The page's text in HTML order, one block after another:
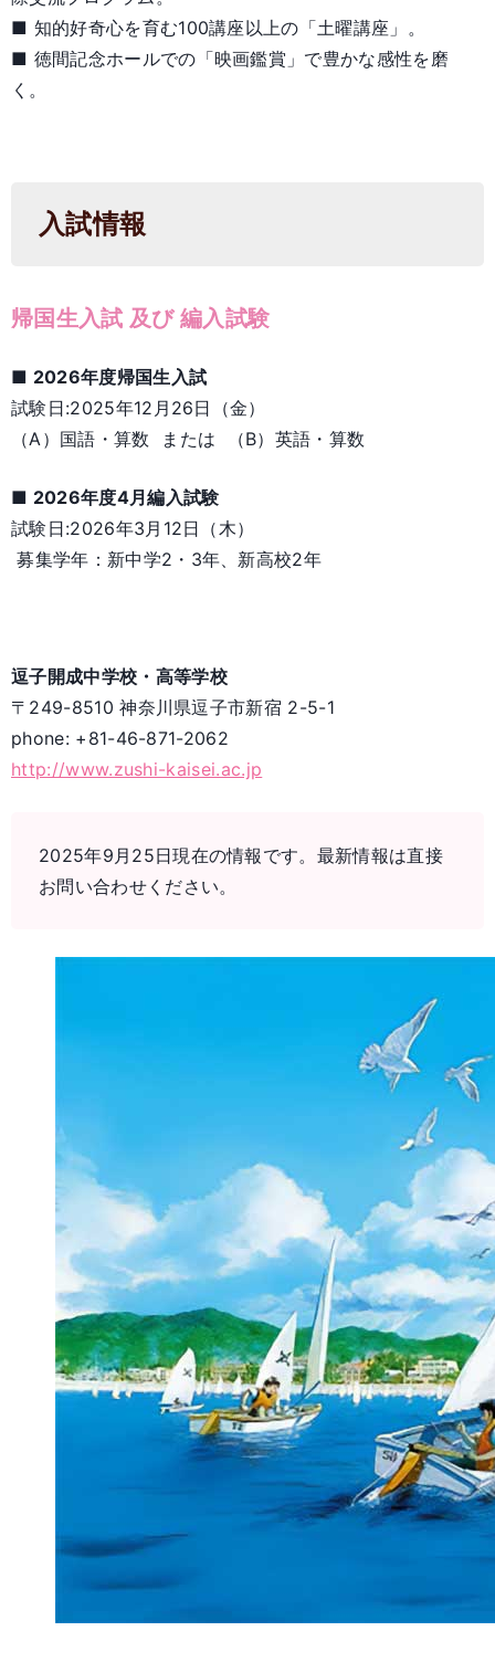
■ 知的好奇心を育む100講座以上の「土曜講座」。
■ 徳間記念ホールでの「映画鑑賞」で豊かな感性を磨
く。
入試情報
帰国生入試 及び 編入試験
■ 2026年度帰国生入試
試験日:2025年12月26日（金）
（A）国語・算数 または （B）英語・算数
■ 2026年度4月編入試験
試験日:2026年3月12日（木）
募集学年：新中学2・3年、新高校2年
逗子開成中学校・高等学校
〒249-8510 神奈川県逗子市新宿 2-5-1
phone: +81-46-871-2062
http://www.zushi-kaisei.ac.jp
2025年9月25日現在の情報です。最新情報は直接
お問い合わせください。